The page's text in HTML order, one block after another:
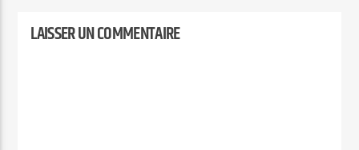
LAISSER UN COMMENTAIRE